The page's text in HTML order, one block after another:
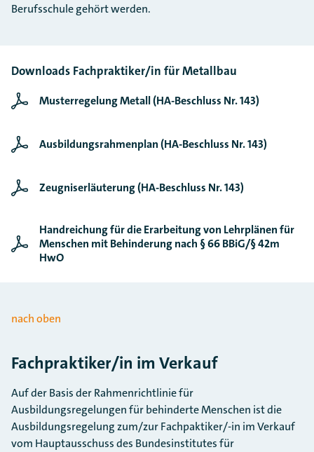
Berufsschule gehört werden.
Downloads Fachpraktiker/in für Metallbau
Musterregelung Metall (HA-Beschluss Nr. 143)
Ausbildungsrahmenplan (HA-Beschluss Nr. 143)
Zeugniserläuterung (HA-Beschluss Nr. 143)
Handreichung für die Erarbeitung von Lehrplänen für
Menschen mit Behinderung nach § 66 BBiG/§ 42m
HwO
nach oben
Fachpraktiker/in im Verkauf
Auf der Basis der Rahmenrichtlinie für
Ausbildungsregelungen für behinderte Menschen ist die
Ausbildungsregelung zum/zur Fachpaktiker/-in im Verkauf
vom Hauptausschuss des Bundesinstitutes für